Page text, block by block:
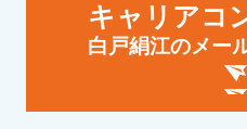
キャリアコ
白戸絹江のメー